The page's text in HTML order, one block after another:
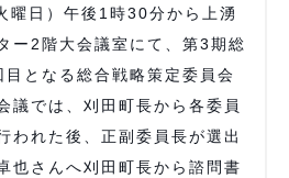
日）午後1時30分から上湧
ー2階大会議室にて、第3期総
となる総合戦略策定委員会
議では、刈田町長から各委員
われた後、正副委員長が選出
也さんへ刈田町長から諮問書